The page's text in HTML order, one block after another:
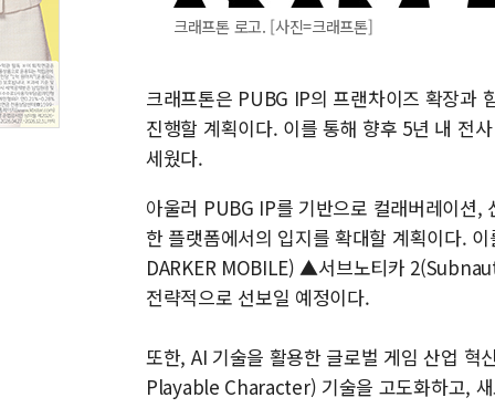
크래프톤 로고. [사진=크래프톤]
크래프톤은 PUBG IP의 프랜차이즈 확장과
진행할 계획이다. 이를 통해 향후 5년 내 전
세웠다.
아울러 PUBG IP를 기반으로 컬래버레이션
한 플랫폼에서의 입지를 확대할 계획이다.
DARKER MOBILE) ▲서브노티카
전략적으로 선보일 예정이다.
또한, AI 기술을 활용한 글로벌 게임 산업 혁
Playable Character) 기술을 고도화하고,